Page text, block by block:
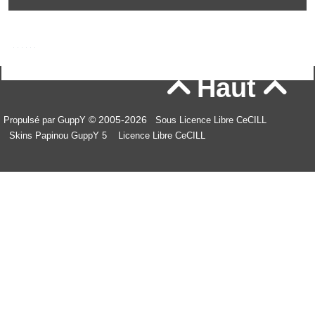
Haut
Propulsé par GuppY © 2005-2026
Sous Licence Libre CeCILL
Skins Papinou GuppY 5
Licence Libre CeCILL